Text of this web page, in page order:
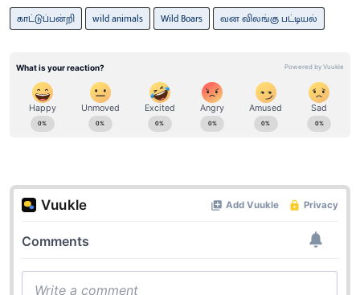
காட்டுப்பன்றி wild animals Wild Boars வன விலங்கு பட்டியல்